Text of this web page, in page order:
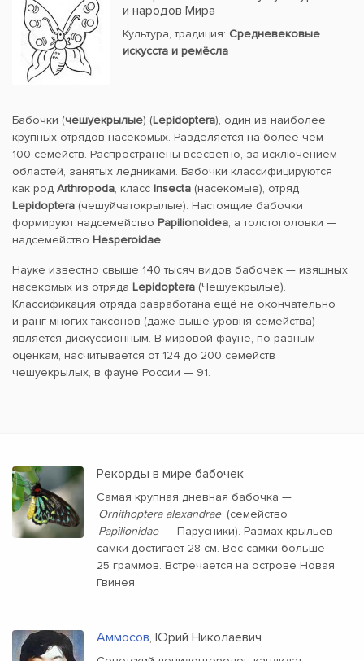
и народов Мира
Культура, традиция: Средневековые
искусста и ремёсла
Бабочки (чешуекрылые) (Lepidoptera), один из наиболее
крупных отрядов насекомых. Разделяется на более чем
100 семейств. Распространены всесветно, за исключением
областей, занятых ледниками. Бабочки классифицируются
как род Arthropoda, класс Insecta (насекомые), отряд
Lepidoptera (чешуйчатокрылые). Настоящие бабочки
формируют надсемейство Papilionoidea, а толстоголовки —
надсемейство Hesperoidae.
Науке известно свыше 140 тысяч видов бабочек — изящных
насекомых из отряда Lepidoptera (Чешуекрылые).
Классификация отряда разработана ещё не окончательно
и ранг многих таксонов (даже выше уровня семейства)
является дискуссионным. В мировой фауне, по разным
оценкам, насчитывается от 124 до 200 семейств
чешуекрылых, в фауне России — 91.
Рекорды в мире бабочек
Самая крупная дневная бабочка —
Ornithoptera alexandrae (семейство
Papilionidae — Парусники). Размах крыльев
самки достигает 28 см. Вес самки больше
25 граммов. Встречается на острове Новая
Гвинея.
Аммосов, Юрий Николаевич